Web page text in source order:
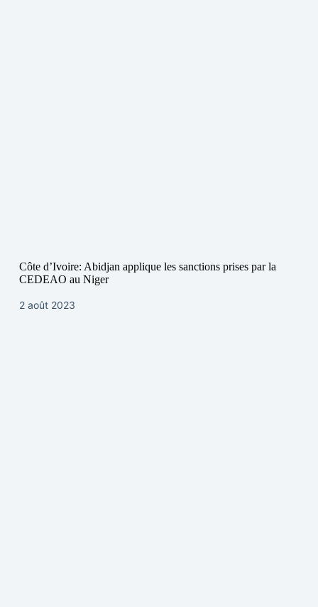
Côte d’Ivoire: Abidjan applique les sanctions prises par la
CEDEAO au Niger
2 août 2023